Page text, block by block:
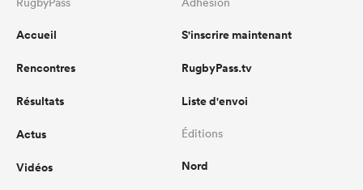
Accueil
Rencontres
Résultats
Actus
Vidéos
S'inscrire maintenant
RugbyPass.tv
Liste d'envoi
Éditions
Nord